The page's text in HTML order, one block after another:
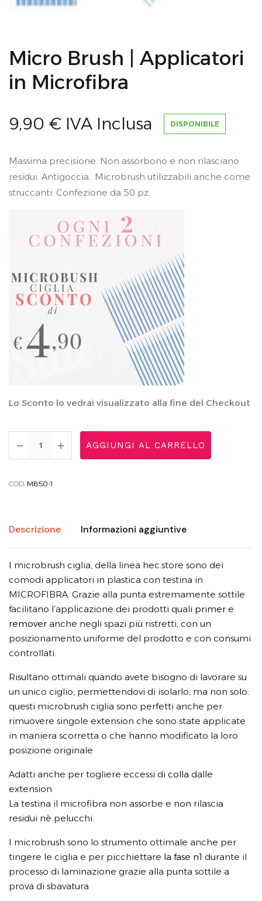
Micro Brush | Applicatori
in Microfibra
9,90 € IVA Inclusa DISPONIBILE
Massima precisione. Non assorbono e non rilasciano
residui. Antigoccia.. Microbrush utilizzabili anche come
struccanti. Confezione da 50 pz.
Lo Sconto lo vedrai visualizzato alla fine del Checkout
AGGIUNGI AL CARRELLO
COD: MB50-1
Descrizione Informazioni aggiuntive
I microbrush ciglia, della linea hec.store sono dei
comodi applicatori in plastica con testina in
MICROFIBRA. Grazie alla punta estremamente sottile
facilitano l’applicazione dei prodotti quali primer e
remover anche negli spazi più ristretti, con un
posizionamento uniforme del prodotto e con consumi
controllati.
Risultano ottimali quando avete bisogno di lavorare su
un unico ciglio, permettendovi di isolarlo, ma non solo:
questi microbrush ciglia sono perfetti anche per
rimuovere singole extension che sono state applicate
in maniera scorretta o che hanno modificato la loro
posizione originale
Adatti anche per togliere eccessi di colla dalle
extension.
La testina il microfibra non assorbe e non rilascia
residui nè pelucchi.
I microbrush sono lo strumento ottimale anche per
tingere le ciglia e per picchiettare la fase n1 durante il
processo di laminazione grazie alla punta sottile a
prova di sbavatura